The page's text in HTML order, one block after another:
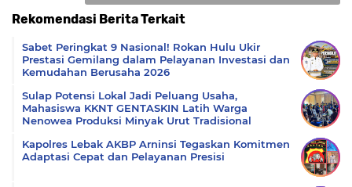
Rekomendasi Berita Terkait
Sabet Peringkat 9 Nasional! Rokan Hulu Ukir
Prestasi Gemilang dalam Pelayanan Investasi dan
Kemudahan Berusaha 2026
Sulap Potensi Lokal Jadi Peluang Usaha,
Mahasiswa KKNT GENTASKIN Latih Warga
Nenowea Produksi Minyak Urut Tradisional
Kapolres Lebak AKBP Arninsi Tegaskan Komitmen
Adaptasi Cepat dan Pelayanan Presisi